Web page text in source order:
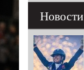
Новости